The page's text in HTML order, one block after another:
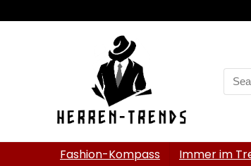
for:
Fashion-Kompass Immer im